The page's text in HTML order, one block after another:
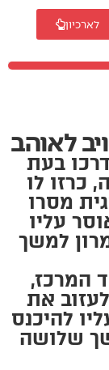
לארכיון
לאוהב
בעת
כרזו לו
מסרו
עליו
למשך
המרכז,
את
עליו להיכנס
שלושה